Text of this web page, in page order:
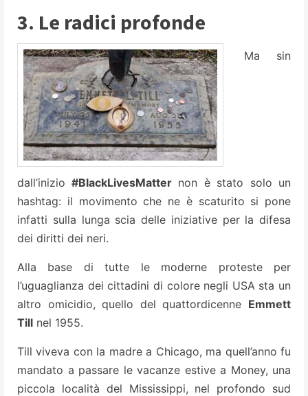
3. Le radici profonde
Ma sin
dall’inizio #BlackLivesMatternon è stato solo un
hashtag: il movimento che ne è scaturito si pone
infatti sulla lunga scia delle iniziative per la difesa
dei diritti dei neri.
Alla base di tutte le moderne proteste per
l’uguaglianza dei cittadini di colore negli USA sta un
altro omicidio, quello del quattordicenne Emmett
Till nel 1955.
Till viveva con la madre a Chicago, ma quell’anno fu
mandato a passare le vacanze estive a Money, una
piccola località del Mississippi, nel profondo sud